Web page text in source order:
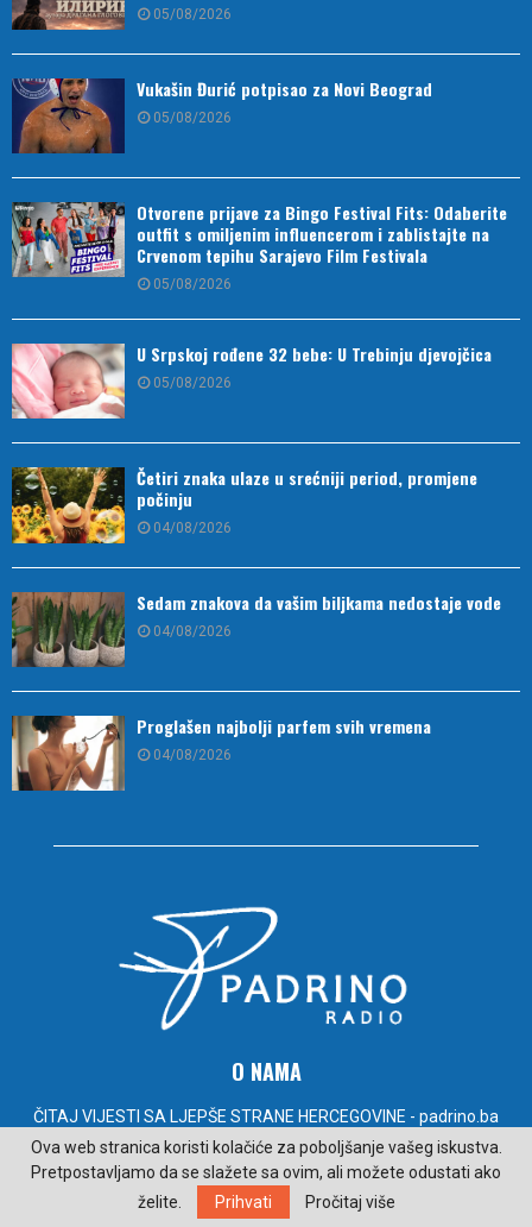
05/08/2026
Vukašin Đurić potpisao za Novi Beograd
05/08/2026
Otvorene prijave za Bingo Festival Fits: Odaberite
outfit s omiljenim influencerom i zablistajte na
Crvenom tepihu Sarajevo Film Festivala
05/08/2026
U Srpskoj rođene 32 bebe: U Trebinju djevojčica
05/08/2026
Četiri znaka ulaze u srećniji period, promjene
počinju
04/08/2026
Sedam znakova da vašim biljkama nedostaje vode
04/08/2026
Proglašen najbolji parfem svih vremena
04/08/2026
O NAMA
ČITAJ VIJESTI SA LJEPŠE STRANE HERCEGOVINE - padrino.ba
Kontakt:radiopadrino@gmail.com
Ova web stranica koristi kolačiće za poboljšanje vašeg iskustva.
Pretpostavljamo da se slažete sa ovim, ali možete odustati ako
želite.
Prihvati Pročitaj više